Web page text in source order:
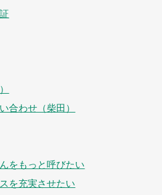
合わせ（柴田）
をもっと呼びたい
を充実させたい